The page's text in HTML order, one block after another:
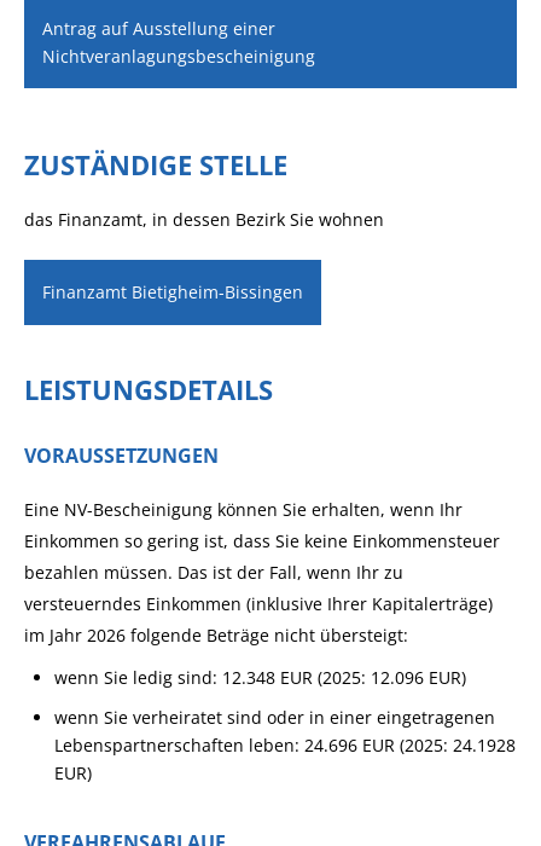
Antrag auf Ausstellung einer
Nichtveranlagungsbescheinigung
ZUSTÄNDIGE STELLE
das Finanzamt, in dessen Bezirk Sie wohnen
Finanzamt Bietigheim-Bissingen
LEISTUNGSDETAILS
VORAUSSETZUNGEN
Eine NV-Bescheinigung können Sie erhalten, wenn Ihr
Einkommen so gering ist, dass Sie keine Einkommensteuer
bezahlen müssen. Das ist der Fall, wenn Ihr zu
versteuerndes Einkommen (inklusive Ihrer Kapitalerträge)
im Jahr 2026 folgende Beträge nicht übersteigt:
wenn Sie ledig sind: 12.348 EUR (2025: 12.096 EUR)
wenn Sie verheiratet sind oder in einer eingetragenen
Lebenspartnerschaften leben: 24.696 EUR (2025: 24.1928
EUR)